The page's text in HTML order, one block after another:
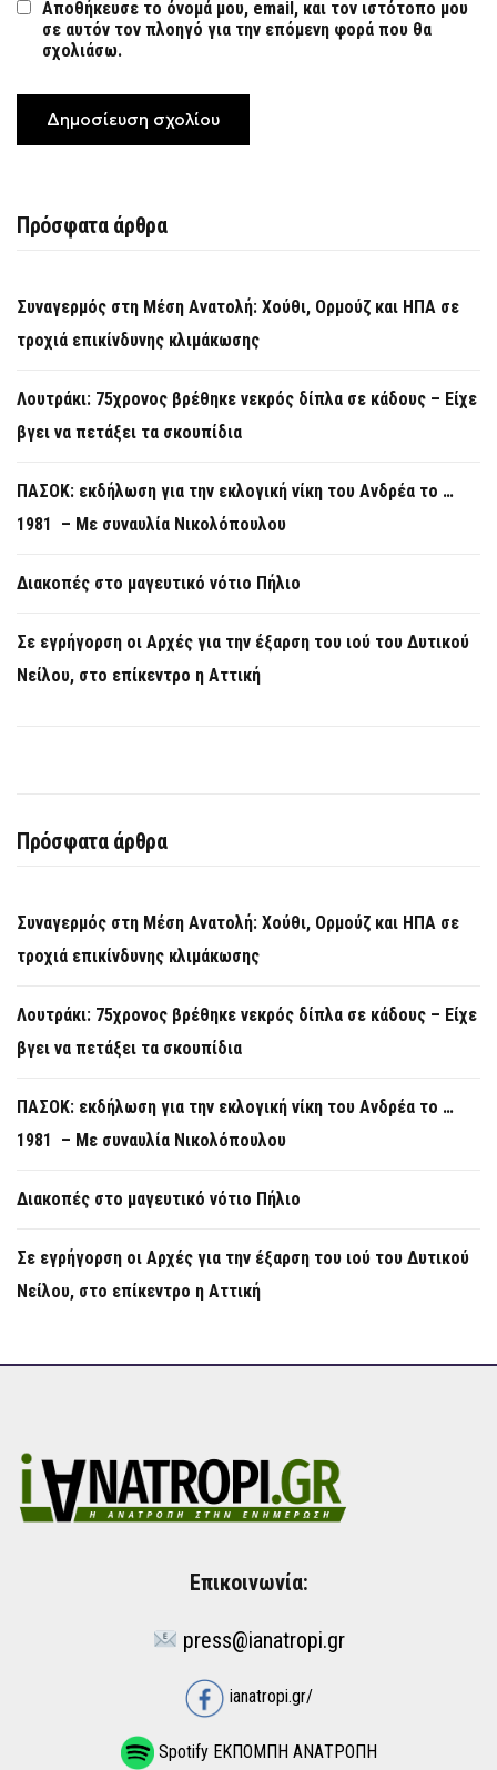
Αποθήκευσε το όνομά μου, email, και τον ιστότοπο μου
σε αυτόν τον πλοηγό για την επόμενη φορά που θα
σχολιάσω.
Πρόσφατα άρθρα
Συναγερμός στη Μέση Ανατολή: Χούθι, Ορμούζ και ΗΠΑ σε
τροχιά επικίνδυνης κλιμάκωσης
Λουτράκι: 75χρονος βρέθηκε νεκρός δίπλα σε κάδους – Είχε
βγει να πετάξει τα σκουπίδια
ΠΑΣΟΚ: εκδήλωση για την εκλογική νίκη του Ανδρέα το …
1981 – Με συναυλία Νικολόπουλου
Διακοπές στο μαγευτικό νότιο Πήλιο
Σε εγρήγορση οι Αρχές για την έξαρση του ιού του Δυτικού
Νείλου, στο επίκεντρο η Αττική
Πρόσφατα άρθρα
Συναγερμός στη Μέση Ανατολή: Χούθι, Ορμούζ και ΗΠΑ σε
τροχιά επικίνδυνης κλιμάκωσης
Λουτράκι: 75χρονος βρέθηκε νεκρός δίπλα σε κάδους – Είχε
βγει να πετάξει τα σκουπίδια
ΠΑΣΟΚ: εκδήλωση για την εκλογική νίκη του Ανδρέα το …
1981 – Με συναυλία Νικολόπουλου
Διακοπές στο μαγευτικό νότιο Πήλιο
Σε εγρήγορση οι Αρχές για την έξαρση του ιού του Δυτικού
Νείλου, στο επίκεντρο η Αττική
Επικοινωνία:
press@ianatropi.gr
ianatropi.gr/
Spotify ΕΚΠΟΜΠΗ ΑΝΑΤΡΟΠΗ